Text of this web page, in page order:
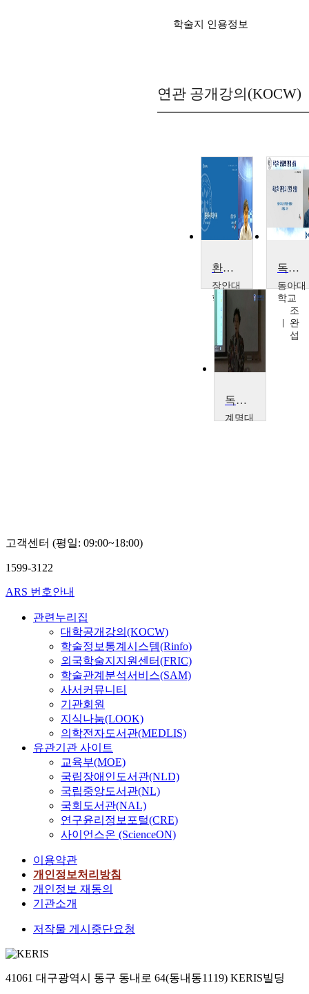
학술지 인용정보
연관 공개강의(KOCW)
환경독성학
장안대
학교
승
길
독성학 관점의 건강 생활
동아대
학교
조
완
섭
독성생물학
계명대
고객센터 (평일: 09:00~18:00)
1599-3122
ARS 번호안내
관련누리집
대학공개강의(KOCW)
학술정보통계시스템(Rinfo)
외국학술지지원센터(FRIC)
학술관계분석서비스(SAM)
사서커뮤니티
기관회원
지식나눔(LOOK)
의학전자도서관(MEDLIS)
유관기관 사이트
교육부(MOE)
국립장애인도서관(NLD)
국립중앙도서관(NL)
국회도서관(NAL)
연구윤리정보포털(CRE)
사이언스온 (ScienceON)
이용약관
개인정보처리방침
개인정보 재동의
기관소개
저작물 게시중단요청
41061 대구광역시 동구 동내로 64(동내동1119) KERIS빌딩